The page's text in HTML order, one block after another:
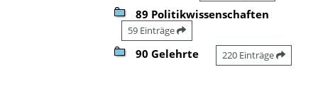
89 Politikwissenschaften
59 Einträge
90 Gelehrte 220 Einträge